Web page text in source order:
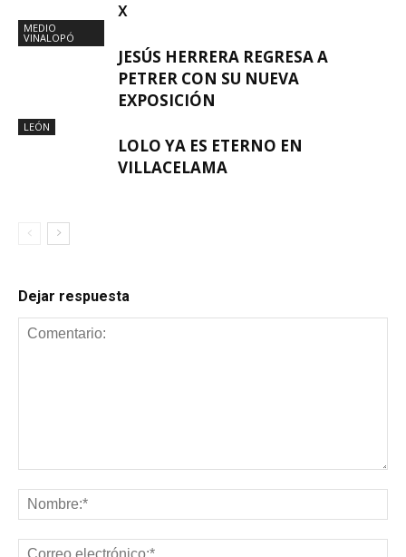
X
MEDIO
VINALOPÓ
JESÚS HERRERA REGRESA A
PETRER CON SU NUEVA
EXPOSICIÓN
LEÓN
LOLO YA ES ETERNO EN
VILLACELAMA
Dejar respuesta